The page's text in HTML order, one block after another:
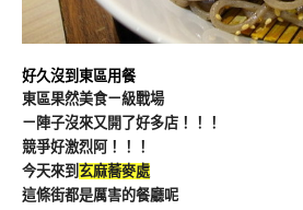
好久沒到東區用餐
東區果然美食ㄧ級戰場
ㄧ陣子沒來又開了好多店！！！
競爭好激烈阿！！！
今天來到 玄麻蕎麥處
這條街都是厲害的餐廳呢